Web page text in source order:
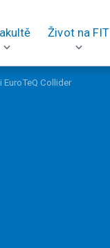
Život na FIT
Collider